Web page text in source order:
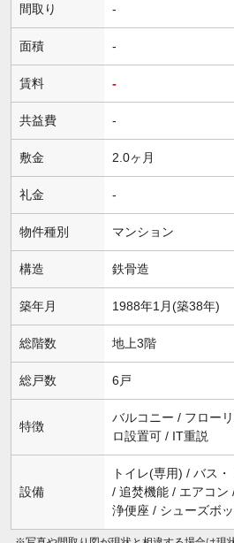
間取り -
面積 -
賃料 -
共益費 -
敷金 2.0ヶ月
礼金 -
物件種別 マンション
構造 鉄骨造
築年月 1988年1月(築38年)
総階数 地上3階
総戸数 6戸
特徴
バルコニー / フロー
ロ設置可 / IT重説
設備
トイレ(専用) / バス
/ 追焚機能 / エアコン
浄便座 / シューズボ